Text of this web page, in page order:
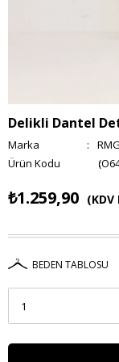
Delikli Dantel
Marka :
RMG
₺1.259,90 (KDV
BEDEN TABLOSU